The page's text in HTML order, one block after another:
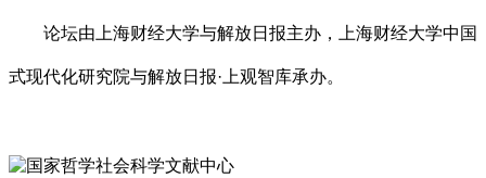
论坛由上海财经大学与解放日报主办，上海财经大学中国
式现代化研究院与解放日报·上观智库承办。